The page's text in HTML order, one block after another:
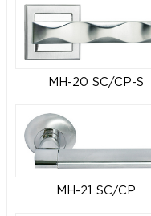
MH-20 SC/CP-S
MH-21 SC/CP